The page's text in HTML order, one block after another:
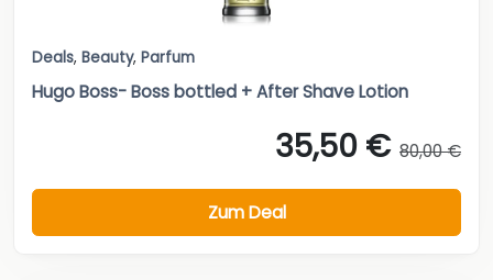
Deals, Beauty, Parfum
Hugo Boss- Boss bottled + After Shave Lotion
35,50 € 80,00 €
Zum Deal